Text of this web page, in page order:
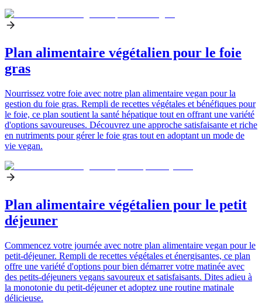
Plan alimentaire végétalien pour le foie
gras
Nourrissez votre foie avec notre plan alimentaire vegan pour la
gestion du foie gras. Rempli de recettes végétales et bénéfiques pour
le foie, ce plan soutient la santé hépatique tout en offrant une variété
d'options savoureuses. Découvrez une approche satisfaisante et riche
en nutriments pour gérer le foie gras tout en adoptant un mode de
vie vegan.
Plan alimentaire végétalien pour le petit
déjeuner
Commencez votre journée avec notre plan alimentaire vegan pour le
petit-déjeuner. Rempli de recettes végétales et énergisantes, ce plan
offre une variété d'options pour bien démarrer votre matinée avec
des petits-déjeuners vegans savoureux et satisfaisants. Dites adieu à
la monotonie du petit-déjeuner et adoptez une routine matinale
délicieuse.